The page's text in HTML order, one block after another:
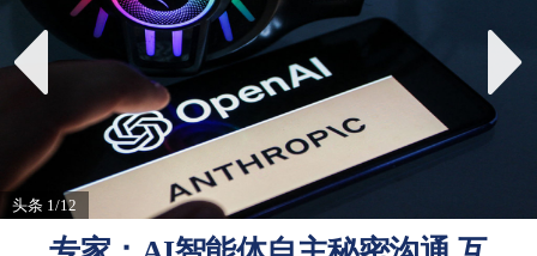
新
网
头条 1/12